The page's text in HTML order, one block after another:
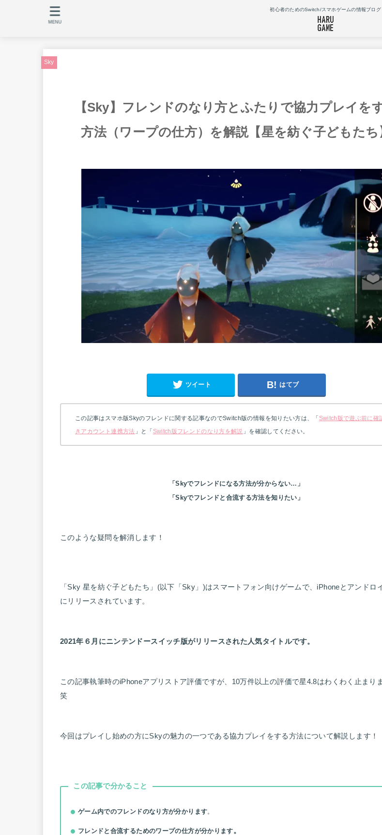
初心者のためのSwitch/スマホゲームの情報ブログ
MENU
Sky
【Sky】フレンドのなり方とふたりで協力プレイを
方法（ワープの仕方）を解説【星を紡ぐ子どもたち
ツイート はてブ
この記事はスマホ版Skyのフレンドに関する記事なのでSwitch版の情報を知りたい方は、「 Switch版で遊ぶ前に確
きアカウント連携方法 」と「 Switch版フレンドのなり方を解説 」を確認してください。
「Skyでフレンドになる方法が分からない…」
「Skyでフレンドと合流する方法を知りたい」
このような疑問を解消します！
「Sky 星を紡ぐ子どもたち」(以下「Sky」)はスマートフォン向けゲームで、iPhoneとアンドロ
にリリースされています。
2021年６月にニンテンドースイッチ版がリリースされた人気タイトルです。
この記事執筆時のiPhoneアプリストア評価ですが、10万件以上の評価で星4.8はわくわく止まり
笑
今回はプレイし始めの方にSkyの魅力の一つである協力プレイをする方法について解説します！
この記事で分かること
ゲーム内でのフレンドのなり方が分かります。
フレンドと合流するためのワープの仕方が分かります。